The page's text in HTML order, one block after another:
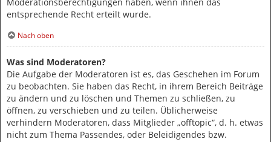
entsprechende Recht erteilt wurde.
Nach oben
Was sind Moderatoren?
Die Aufgabe der Moderatoren ist es, das Geschehen im Forum
zu beobachten. Sie haben das Recht, in ihrem Bereich Beiträge
zu ändern und zu löschen und Themen zu schließen, zu
öffnen, zu verschieben und zu teilen. Üblicherweise
verhindern Moderatoren, dass Mitglieder „offtopic“, d. h. etwas
nicht zum Thema Passendes, oder Beleidigendes bzw.